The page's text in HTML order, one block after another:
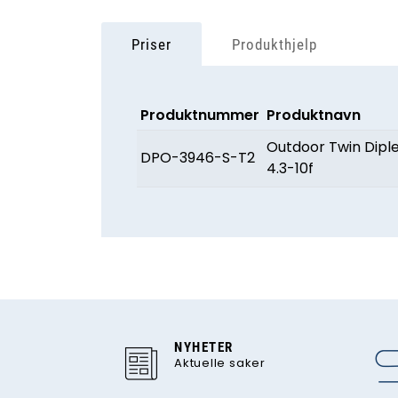
Priser Produkthjelp
Produktnummer Produktnavn
DPO-3946-S-T2
Outdoor Twin
4.3-10f
NYHETER
Aktuelle saker